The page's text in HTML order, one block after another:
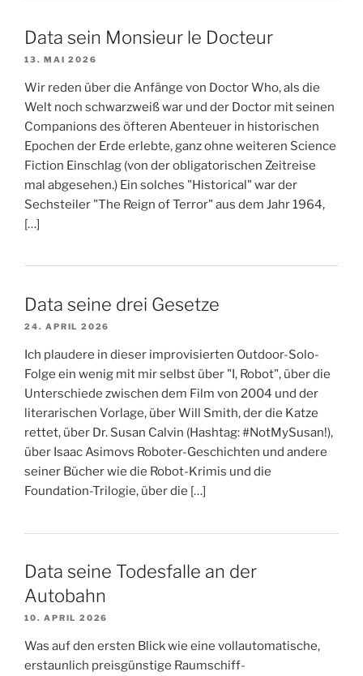
Data sein Monsieur le Docteur
13. MAI 2026
Wir reden über die Anfänge von Doctor Who, als die
Welt noch schwarzweiß war und der Doctor mit seinen
Companions des öfteren Abenteuer in historischen
Epochen der Erde erlebte, ganz ohne weiteren Science
Fiction Einschlag (von der obligatorischen Zeitreise
mal abgesehen.) Ein solches "Historical" war der
Sechsteiler "The Reign of Terror" aus dem Jahr 1964,
[…]
Data seine drei Gesetze
24. APRIL 2026
Ich plaudere in dieser improvisierten Outdoor-Solo-
Folge ein wenig mit mir selbst über "I, Robot", über die
Unterschiede zwischen dem Film von 2004 und der
literarischen Vorlage, über Will Smith, der die Katze
rettet, über Dr. Susan Calvin (Hashtag: #NotMySusan!),
über Isaac Asimovs Roboter-Geschichten und andere
seiner Bücher wie die Robot-Krimis und die
Foundation-Trilogie, über die […]
Data seine Todesfalle an der
Autobahn
10. APRIL 2026
Was auf den ersten Blick wie eine vollautomatische,
erstaunlich preisgünstige Raumschiff-